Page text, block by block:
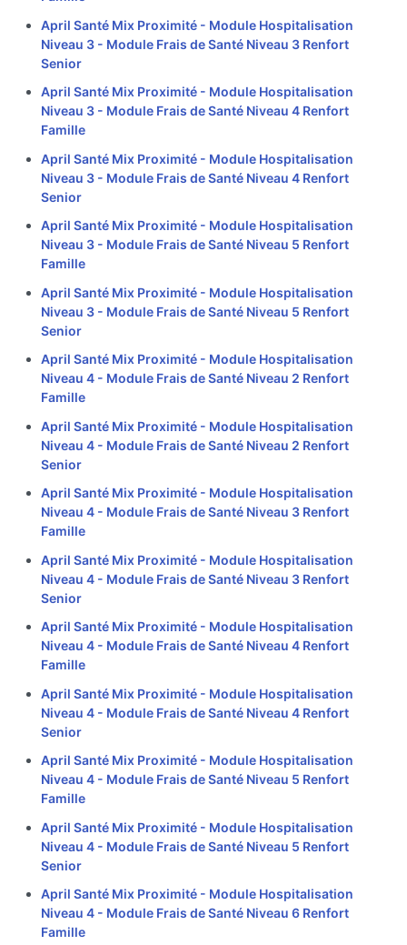
April Santé Mix Proximité - Module Hospitalisation
Niveau 3 - Module Frais de Santé Niveau 3 Renfort
Senior
April Santé Mix Proximité - Module Hospitalisation
Niveau 3 - Module Frais de Santé Niveau 4 Renfort
Famille
April Santé Mix Proximité - Module Hospitalisation
Niveau 3 - Module Frais de Santé Niveau 4 Renfort
Senior
April Santé Mix Proximité - Module Hospitalisation
Niveau 3 - Module Frais de Santé Niveau 5 Renfort
Famille
April Santé Mix Proximité - Module Hospitalisation
Niveau 3 - Module Frais de Santé Niveau 5 Renfort
Senior
April Santé Mix Proximité - Module Hospitalisation
Niveau 4 - Module Frais de Santé Niveau 2 Renfort
Famille
April Santé Mix Proximité - Module Hospitalisation
Niveau 4 - Module Frais de Santé Niveau 2 Renfort
Senior
April Santé Mix Proximité - Module Hospitalisation
Niveau 4 - Module Frais de Santé Niveau 3 Renfort
Famille
April Santé Mix Proximité - Module Hospitalisation
Niveau 4 - Module Frais de Santé Niveau 3 Renfort
Senior
April Santé Mix Proximité - Module Hospitalisation
Niveau 4 - Module Frais de Santé Niveau 4 Renfort
Famille
April Santé Mix Proximité - Module Hospitalisation
Niveau 4 - Module Frais de Santé Niveau 4 Renfort
Senior
April Santé Mix Proximité - Module Hospitalisation
Niveau 4 - Module Frais de Santé Niveau 5 Renfort
Famille
April Santé Mix Proximité - Module Hospitalisation
Niveau 4 - Module Frais de Santé Niveau 5 Renfort
Senior
April Santé Mix Proximité - Module Hospitalisation
Niveau 4 - Module Frais de Santé Niveau 6 Renfort
Famille